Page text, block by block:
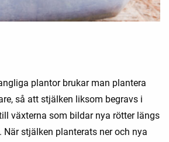
plantor brukar man plantera
så att stjälken liksom begravs i
växterna som bildar nya rötter längs
stjälken planterats ner och nya